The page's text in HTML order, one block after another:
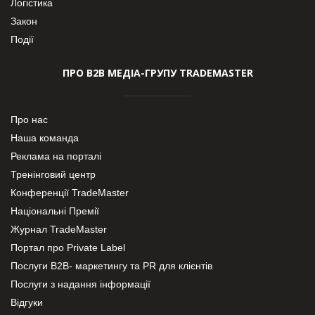
Логістика
Закон
Події
ПРО В2В МЕДІА-ГРУПУ TRADEMASTER
Про нас
Наша команда
Реклама на порталі
Тренінговий центр
Конференції TradeMaster
Національні Премії
Журнал TradeMaster
Портал про Private Label
Послуги В2В- маркетингу та PR для клієнтів
Послуги з надання інформації
Відгуки